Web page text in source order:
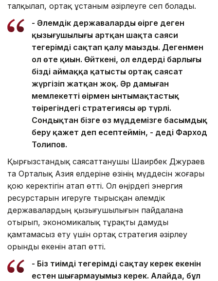
талқылап, ортақ ұстаным әзірлеуге сеп болады.
- Әлемдік державалардың өңірге деген
қызығушылығы артқан шақта саяси
теңгерімді сақтап қалу маңызды. Дегенмен
ол өте қиын. Өйткені, ол елдердің барлығы
біздің аймаққа қатысты ортақ саясат
жүргізіп жатқан жоқ. Әр дамыған
мемлекеттің өңірмен ынтымақтастық
төңірегіндегі стратегиясы әр түрлі.
Сондықтан бізге өз мүддемізге басымдық
беру қажет деп есептеймін, - деді Фарход
Толипов.
Қырғызстандық саясаттанушы Шаирбек Джураев
та Орталық Азия елдеріне өзінің мүддесін жоғары
қою керектігін атап өтті. Ол өңірдегі энергия
ресурстарын игеруге тырысқан әлемдік
державалардың қызығушылығын пайдалана
отырып, экономикалық тұрақты дамуды
қамтамасыз ету үшін ортақ стратегия әзірлеу
орынды екенін атап өтті.
- Біз тиімді теңгерімді сақтау керек екенін
естен шығармауымыз керек. Алайда, бұл